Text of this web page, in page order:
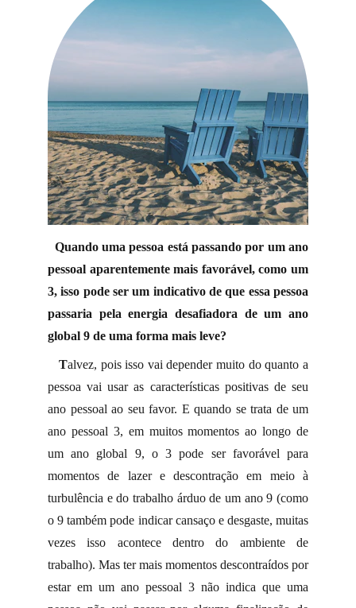
Quando uma pessoa está passando por um ano
pessoal aparentemente mais favorável, como um
3, isso pode ser um indicativo de que essa pessoa
passaria pela energia desafiadora de um ano
global 9 de uma forma mais leve?
Talvez, pois isso vai depender muito do quanto a
pessoa vai usar as características positivas de seu
ano pessoal ao seu favor. E quando se trata de um
ano pessoal 3, em muitos momentos ao longo de
um ano global 9, o 3 pode ser favorável para
momentos de lazer e descontração em meio à
turbulência e do trabalho árduo de um ano 9 (como
o 9 também pode indicar cansaço e desgaste, muitas
vezes isso acontece dentro do ambiente de
trabalho). Mas ter mais momentos descontraídos por
estar em um ano pessoal 3 não indica que uma